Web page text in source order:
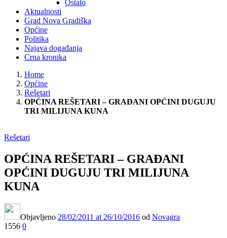
Ostalo
Aktualnosti
Grad Nova Gradiška
Općine
Politika
Najava događanja
Crna kronika
Home
Općine
Rešetari
OPĆINA REŠETARI – GRAĐANI OPĆINI DUGUJU
TRI MILIJUNA KUNA
Rešetari
OPĆINA REŠETARI – GRAĐANI
OPĆINI DUGUJU TRI MILIJUNA
KUNA
Objavljeno 28/02/2011 at 26/10/2016 od Novagra
1556 0